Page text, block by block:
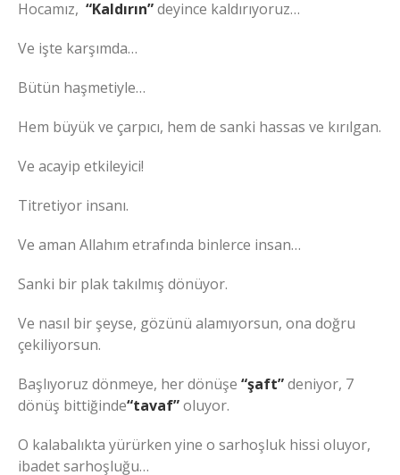
Hocamız, “Kaldırın”deyince kaldırıyoruz…
Ve işte karşımda…
Bütün haşmetiyle…
Hem büyük ve çarpıcı, hem de sanki hassas ve kırılgan.
Ve acayip etkileyici!
Titretiyor insanı.
Ve aman Allahım etrafında binlerce insan…
Sanki bir plak takılmış dönüyor.
Ve nasıl bir şeyse, gözünü alamıyorsun, ona doğru
çekiliyorsun.
Başlıyoruz dönmeye, her dönüşe “şaft”deniyor, 7
dönüş bittiğinde“tavaf”oluyor.
O kalabalıkta yürürken yine o sarhoşluk hissi oluyor,
ibadet sarhoşluğu…